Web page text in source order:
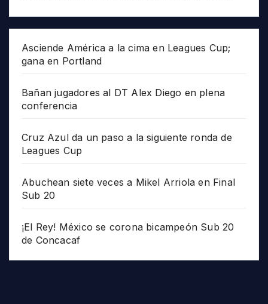
Asciende América a la cima en Leagues Cup;
gana en Portland
Bañan jugadores al DT Alex Diego en plena
conferencia
Cruz Azul da un paso a la siguiente ronda de
Leagues Cup
Abuchean siete veces a Mikel Arriola en Final
Sub 20
¡El Rey! México se corona bicampeón Sub 20
de Concacaf